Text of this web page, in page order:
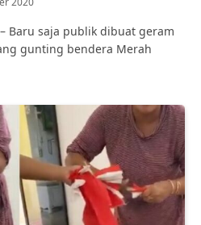
– Baru saja publik dibuat geram
gunting bendera Merah